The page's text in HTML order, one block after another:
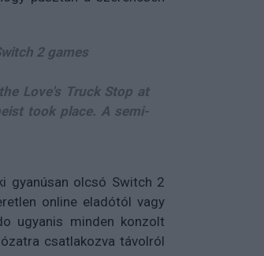
2 games
Love's Truck Stop at
took place. A semi-
gyanúsan olcsó Switch 2
online eladótól vagy
ugyanis minden konzolt
csatlakozva távolról